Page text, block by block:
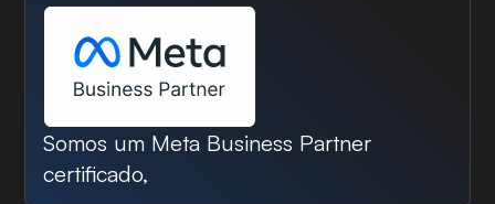
Somos um Meta Business Partner
certificado,